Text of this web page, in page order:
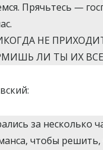
Прячьтесь —
НЕ
ЛИ ТЫ ИХ
за несколько
чтобы решить,